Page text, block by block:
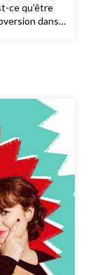
ce qu’être
dans
les
peut plus
par Judith
et
Bordat
graphique :
:
Carzon.